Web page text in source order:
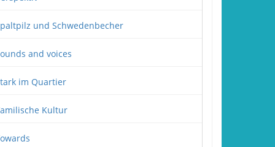
und Schwedenbecher
and voices
im Quartier
Kultur